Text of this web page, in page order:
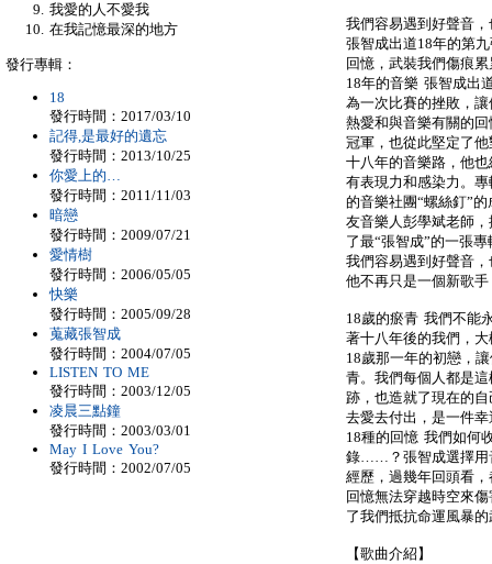
我們容易遇到好聲音
張智成出道18年的第
回憶，武裝我們傷痕
18年的音樂 張智成出
為一次比賽的挫敗，
熱愛和與音樂有關的
冠軍，也從此堅定了
十八年的音樂路，他
有表現力和感染力。
的音樂社團“螺絲釘”
友音樂人彭學斌老師
了最“張智成”的一張專
我們容易遇到好聲音
他不再只是一個新歌
18歲的瘀青 我們不能
著十八年後的我們，
18歲那一年的初戀，
青。我們每個人都是
跡，也造就了現在的
去愛去付出，是一件
18種的回憶 我們如何
錄……？張智成選擇用
經歷，過幾年回頭看
回憶無法穿越時空來
了我們抵抗命運風暴
【歌曲介紹】
我愛的人不愛我
在我記憶最深的地方
發行專輯：
18
發行時間：2017/03/10
記得,是最好的遺忘
發行時間：2013/10/25
你愛上的…
發行時間：2011/11/03
暗戀
發行時間：2009/07/21
愛情樹
發行時間：2006/05/05
快樂
發行時間：2005/09/28
蒐藏張智成
發行時間：2004/07/05
LISTEN TO ME
發行時間：2003/12/05
凌晨三點鐘
發行時間：2003/03/01
May I Love You?
發行時間：2002/07/05